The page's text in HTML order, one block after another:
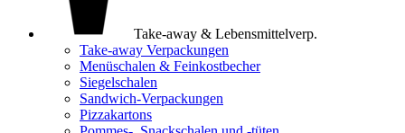
Take-away & Lebensmittelverp.
Take-away Verpackungen
Menüschalen & Feinkostbecher
Siegelschalen
Sandwich-Verpackungen
Pizzakartons